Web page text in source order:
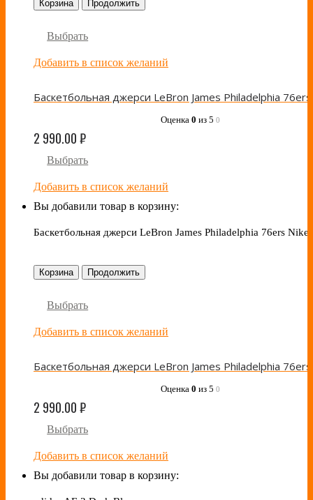
Корзина Продолжить
Выбрать
Добавить в список желаний
Оценка 0 из 5 0
2 990.00₽
Выбрать
Добавить в список желаний
Вы добавили товар в корзину:
Баскетбольная джерси LeBron James Philadelphia 76ers Nike
Корзина Продолжить
Выбрать
Добавить в список желаний
Оценка 0 из 5 0
2 990.00₽
Выбрать
Добавить в список желаний
Вы добавили товар в корзину: